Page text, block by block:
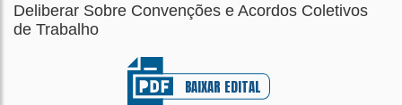
Deliberar Sobre Convenções e Acordos Coletivos
de Trabalho
BAIXAR EDITAL